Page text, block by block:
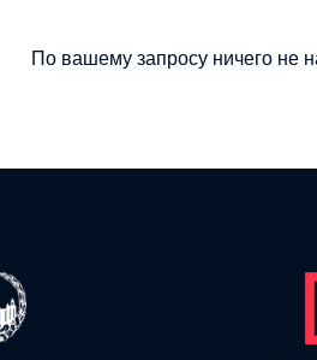
По вашему запросу ничего не